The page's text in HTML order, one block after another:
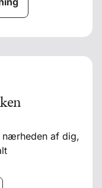
nærheden af dig,